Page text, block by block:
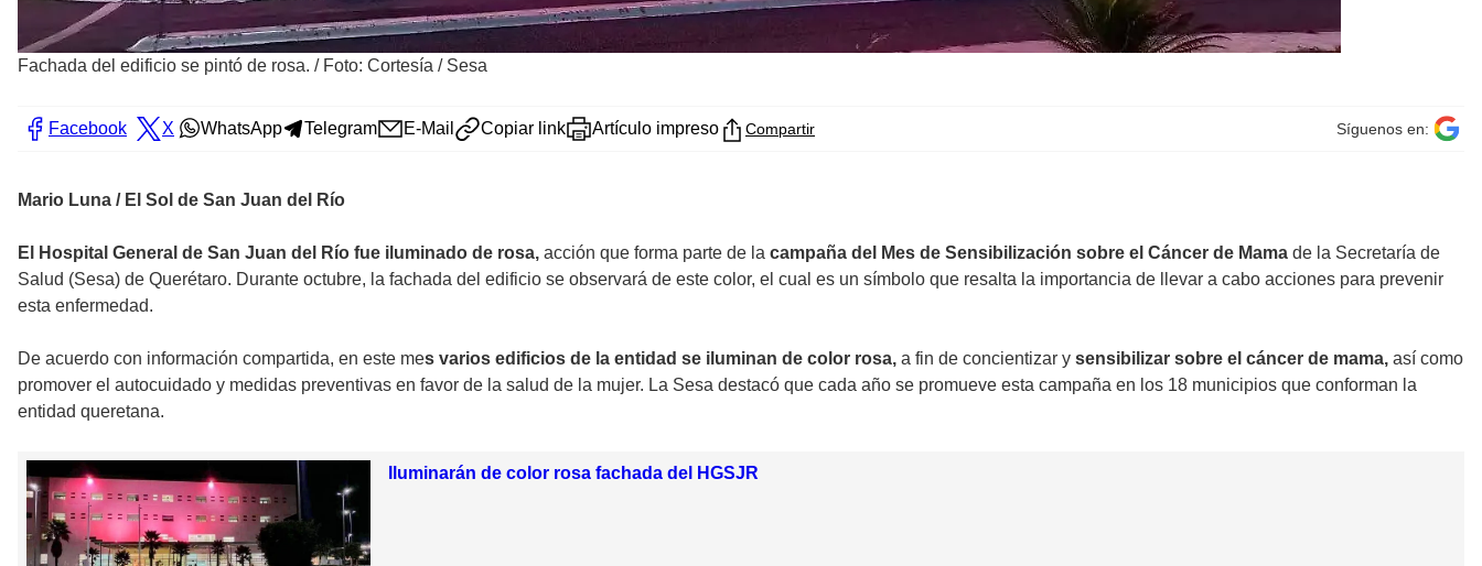
Fachada del edificio se pintó de rosa. / Foto: Cortesía / Sesa
Facebook X WhatsApp Telegram E-Mail Copiar link Artículo impreso Compartir Síguenos en:
Mario Luna / El Sol de San Juan del Río
El Hospital General de San Juan del Río fue iluminado de rosa, acción que forma parte de la campaña del Mes de Sensibilización sobre el Cáncer de Mama de la Secretaría de
Salud (Sesa) de Querétaro. Durante octubre, la fachada del edificio se observará de este color, el cual es un símbolo que resalta la importancia de llevar a cabo acciones para prevenir
esta enfermedad.
De acuerdo con información compartida, en este mes varios edificios de la entidad se iluminan de color rosa, a fin de concientizar y sensibilizar sobre el cáncer de mama, así como
promover el autocuidado y medidas preventivas en favor de la salud de la mujer. La Sesa destacó que cada año se promueve esta campaña en los 18 municipios que conforman la
entidad queretana.
Iluminarán de color rosa fachada del HGSJR